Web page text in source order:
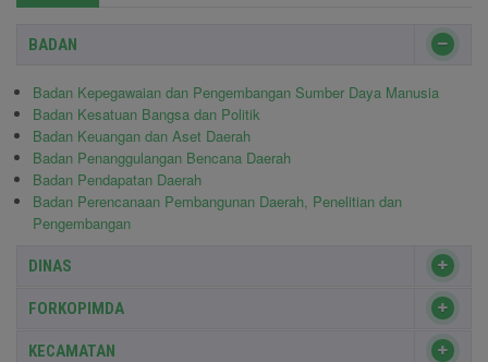
BADAN
Badan Kepegawaian dan Pengembangan Sumber Daya Manusia
Badan Kesatuan Bangsa dan Politik
Badan Keuangan dan Aset Daerah
Badan Penanggulangan Bencana Daerah
Badan Pendapatan Daerah
Badan Perencanaan Pembangunan Daerah, Penelitian dan
Pengembangan
DINAS
FORKOPIMDA
KECAMATAN